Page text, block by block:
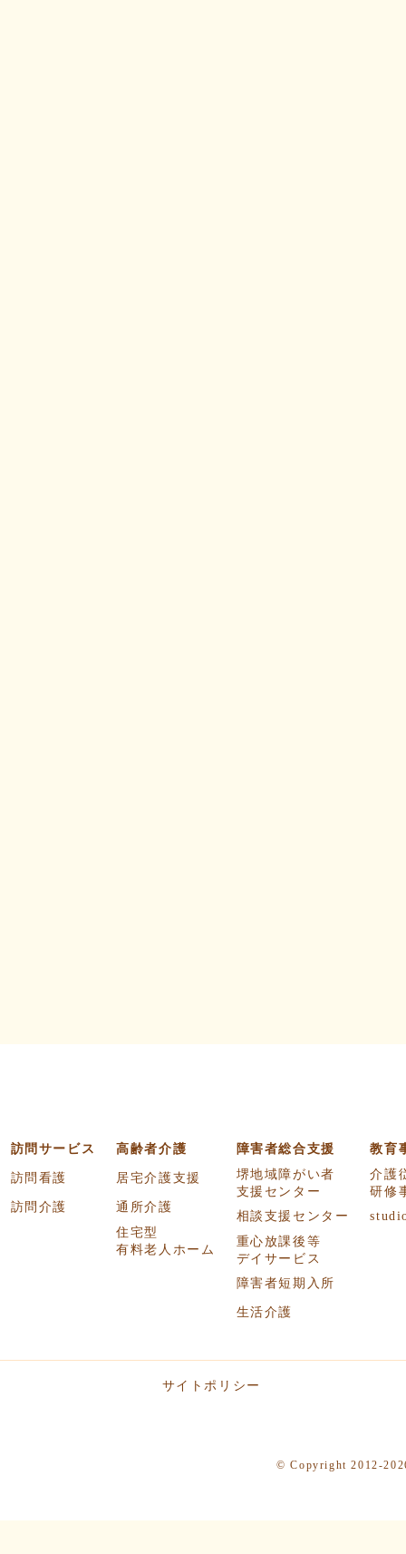
訪問サービス
訪問看護
訪問介護
高齢者介護
居宅介護支援
通所介護
住宅型
有料老人ホーム
障害者総合支援
堺地域障がい者
支援センター
相談支援センター
重心放課後等
デイサービス
障害者短期入所
生活介護
教育
介護
研修
サイトポリシー
© Copyright 2012-